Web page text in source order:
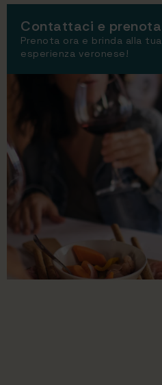
Contattaci e prenota
Prenota ora e brinda alla tua
esperienza veronese!